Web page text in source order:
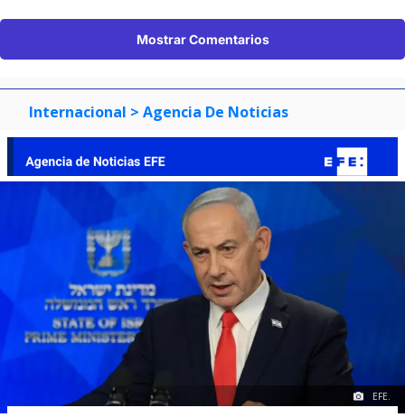
Mostrar Comentarios
Internacional > Agencia De Noticias
EFE.